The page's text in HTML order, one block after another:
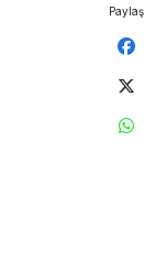
Paylaş